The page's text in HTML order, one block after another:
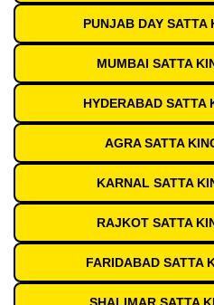
PUNJAB DAY SATTA
MUMBAI SATTA
HYDERABAD SATTA
AGRA SATTA
KARNAL SATTA
RAJKOT SATTA
FARIDABAD SATTA